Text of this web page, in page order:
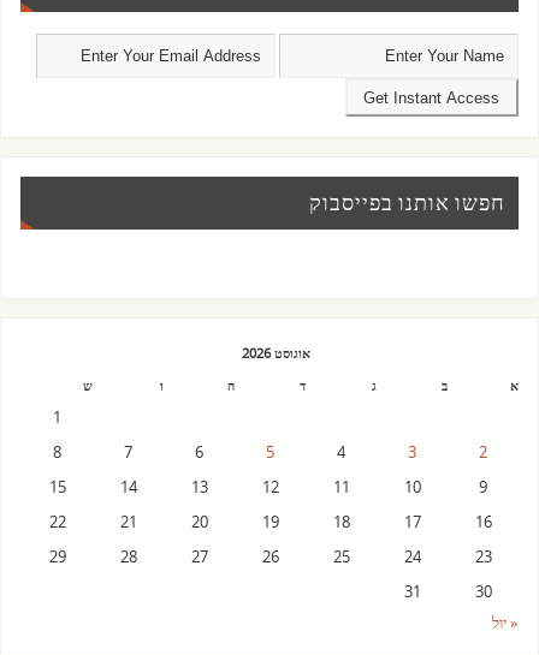
חפשו אותנו בפייסבוק
אוגוסט 2026
א
ב ג ד ה ו ש
1
2
3
4
5
6
7
8
9
10
11
12
13
14
15
16
17
18
19
20
21
22
23
24
25
26
27
28
29
30
31
« יול